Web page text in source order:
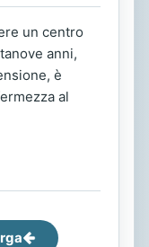
un centro
anni,
è
al